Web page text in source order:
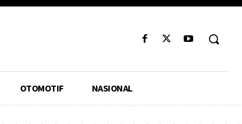
OTOMOTIF NASIONAL